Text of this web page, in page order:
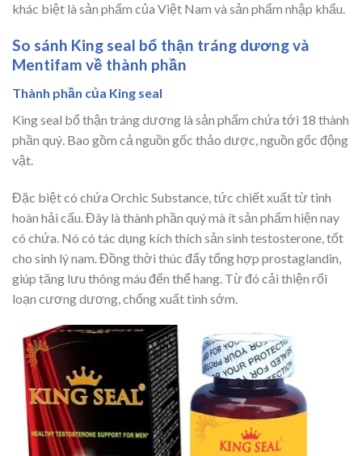
khác biệt là sản phẩm của Việt Nam và sản phẩm nhập khẩu.
So sánh King seal bổ thận tráng dương và
Mentifam về thành phần
Thành phần của King seal
King seal bổ thận tráng dương là sản phẩm chứa tới 18 thành
phần quý. Bao gồm cả nguồn gốc thảo dược, nguồn gốc động
vật.
Đặc biệt có chứa Orchic Substance, tức chiết xuất từ tinh
hoàn hải cẩu. Đây là thành phần quý mà ít sản phẩm hiện nay
có chứa. Nó có tác dụng kích thích sản sinh testosterone, tốt
cho sinh lý nam. Đồng thời thúc đẩy tổng hợp prostaglandin,
giúp tăng lưu thông máu đến thể hang. Từ đó cải thiện rối
loạn cương dương, chống xuất tinh sớm.